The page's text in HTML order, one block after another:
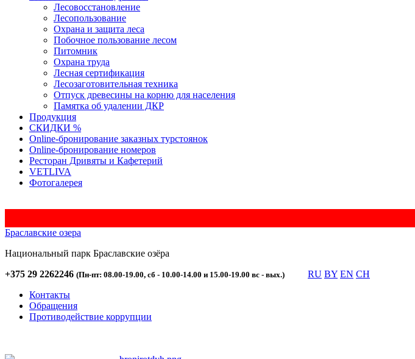
Лесовосстановление
Лесопользование
Охрана и защита леса
Побочное пользование лесом
Питомник
Охрана труда
Лесная сертификация
Лесозаготовительная техника
Отпуск древесины на корню для населения
Памятка об удалении ДКР
Продукция
СКИДКИ %
Оnline-бронирование заказных турстоянок
Оnline-бронирование номеров
Ресторан Дривяты и Кафетерий
VETLIVA
Фотогалерея
Браславские озера
Национальный парк Браславские озёра
+375 29 2262246 (Пн-пт: 08.00-19.00, сб - 10.00-14.00 и 15.00-19.00 вс - вых.) RU BY EN CH
Контакты
Обращения
Противодействие коррупции